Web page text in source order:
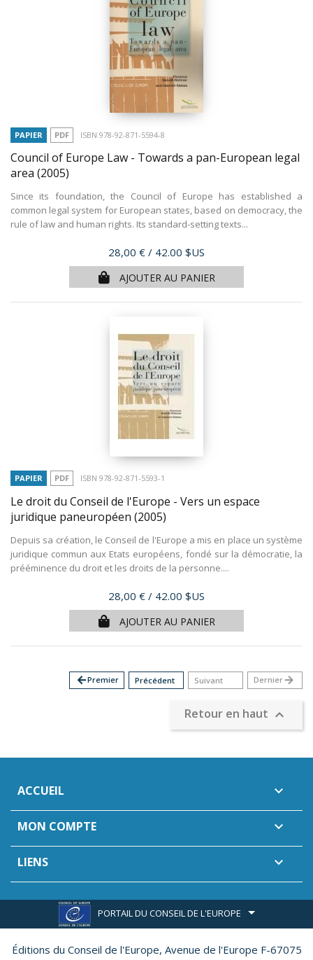
PAPIER PDF ISBN 978-92-871-5594-8
Council of Europe Law - Towards a pan-European legal
area (2005)
Since its foundation, the Council of Europe has established a
common legal system for European states, based on democracy, the
rule of law and human rights. Its standard-setting texts...
Prix
28,00 € / 42.00 $US
AJOUTER AU PANIER
PAPIER PDF ISBN 978-92-871-5593-1
Le droit du Conseil de l'Europe - Vers un espace
juridique paneuropéen (2005)
Depuis sa création, le Conseil de l'Europe a mis en place un système
juridique commun aux Etats européens, fondé sur la démocratie, la
prééminence du droit et les droits de la personne....
Prix
28,00 € / 42.00 $US
AJOUTER AU PANIER
arrow_backPremier Précédent Suivant Dernier arrow_forward
Retour en haut 
ACCUEIL 
MON COMPTE 
LIENS 
PORTAIL DU CONSEIL DE L'EUROPE
Éditions du Conseil de l'Europe, Avenue de l'Europe F-67075